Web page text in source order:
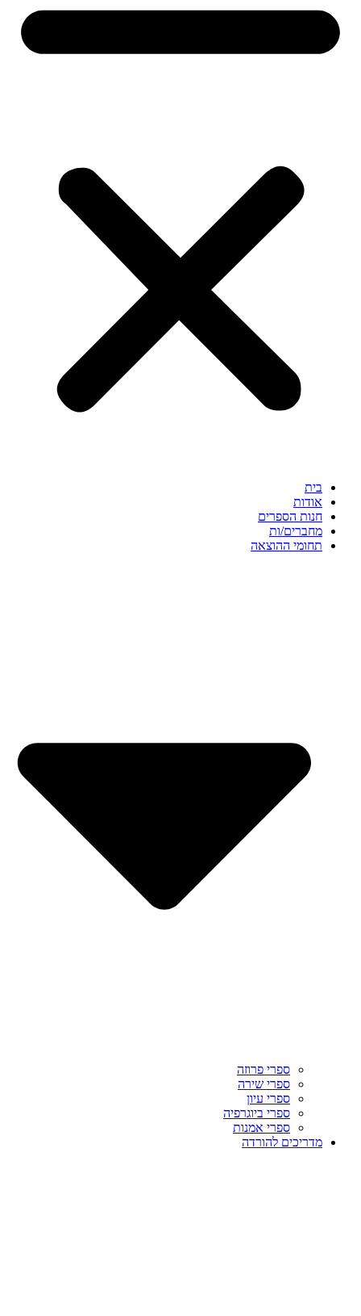
בית
אודות
חנות הספרים
מחברים/ות
תחומי ההוצאה
ספרי פרוזה
ספרי שירה
ספרי עיון
ספרי ביוגרפיה
ספרי אמנות
מדריכים להורדה